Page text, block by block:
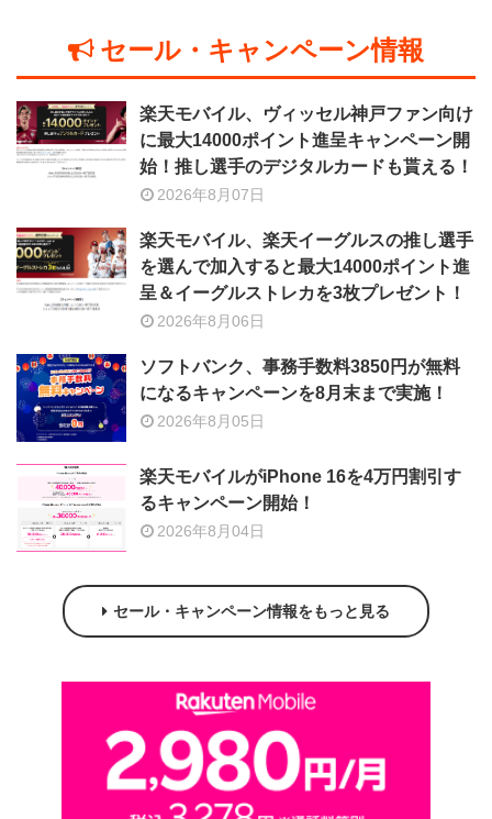
セール・キャンペーン情報
楽天モバイル、ヴィッセル神戸ファン向け
に最大14000ポイント進呈キャンペーン開
始！推し選手のデジタルカードも貰える！
2026年8月07日
楽天モバイル、楽天イーグルスの推し選手
を選んで加入すると最大14000ポイント進
呈＆イーグルストレカを3枚プレゼント！
2026年8月06日
ソフトバンク、事務手数料3850円が無料
になるキャンペーンを8月末まで実施！
2026年8月05日
楽天モバイルがiPhone 16を4万円割引す
るキャンペーン開始！
2026年8月04日
セール・キャンペーン情報をもっと見る